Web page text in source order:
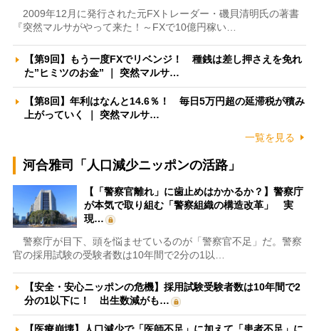
2009年12月に発行された元FXトレーダー・磯貝清明氏の著書
『突然マルサがやって来た！～FXで10億円稼い…
【第9回】もう一度FXでリベンジ！ 種銭は差し押さえを免れ
た”ヒミツのお金” ｜ 突然マルサ…
【第8回】年利はなんと14.6％！ 毎日5万円超の延滞税が積み
上がっていく ｜ 突然マルサ…
一覧を見る
河合雅司「人口減少ニッポンの活路」
【「警察官離れ」に歯止めはかかるか？】警察庁
が本気で取り組む「警察組織の構造改革」 実
現…
警察庁が目下、頭を悩ませているのが「警察官不足」だ。警察
官の採用試験の受験者数は10年間で2分の1以…
【安全・安心ニッポンの危機】採用試験受験者数は10年間で2
分の1以下に！ 出生数減がも…